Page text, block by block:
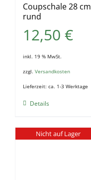
Coupschale 28 cm
rund
12,50 €
inkl. 19 % MwSt.
zzgl. Versandkosten
Lieferzeit: ca. 1-3 Werktage
Details
Nicht auf Lager